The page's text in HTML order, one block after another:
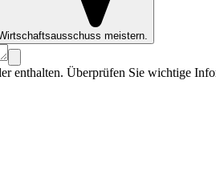
meistern.
enthalten. Überprüfen Sie wichtige